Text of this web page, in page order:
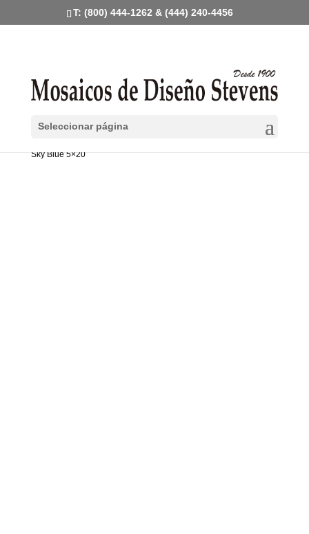
T: (800) 444-1262 & (444) 240-4456
Seleccionar página
Sky Blue 5×20